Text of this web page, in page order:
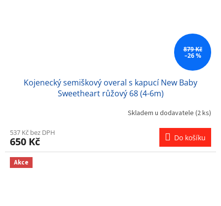
879 Kč
–26 %
Kojenecký semiškový overal s kapucí New Baby
Sweetheart růžový 68 (4-6m)
Skladem u dodavatele (2 ks)
537 Kč bez DPH
650 Kč Do košíku
Akce